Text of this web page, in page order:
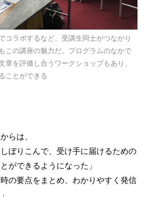
コラボするなど、受講生同士がつながり
この講座の魅力だ。プログラムのなかで
章を評価し合うワークショップもあり、
ことができる
らは、
しぼりこんで、受け手に届けるための
ができるようになった」
時の要点をまとめ、わかりやすく発信